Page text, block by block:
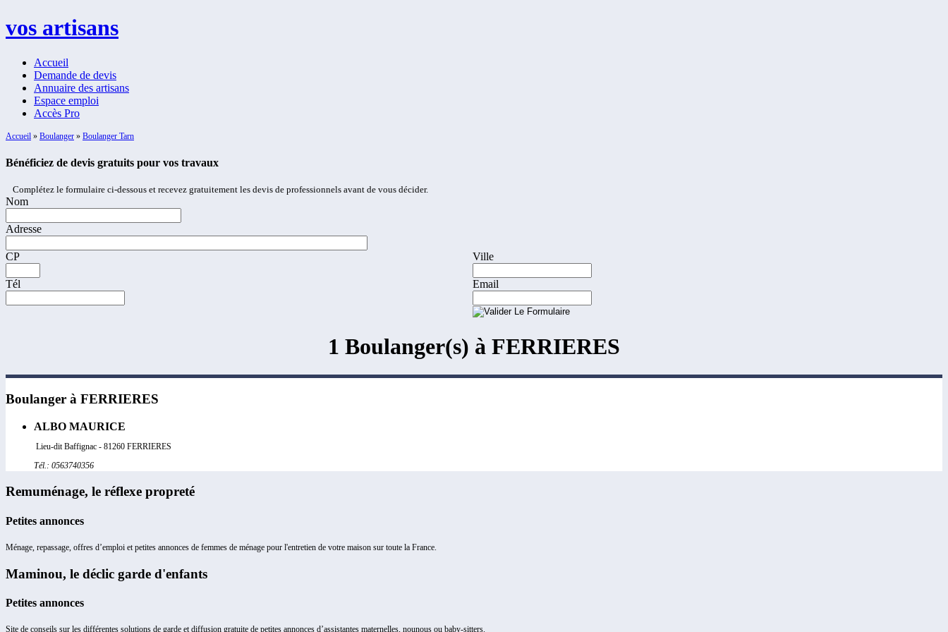
vos artisans
Accueil
Demande de devis
Annuaire des artisans
Espace emploi
Accès Pro
Accueil » Boulanger » Boulanger Tarn
Bénéficiez de devis gratuits pour vos travaux
Complétez le formulaire ci-dessous et recevez gratuitement les devis de professionnels avant de vous décider.
Nom
Adresse
CP Ville
Tél Email
1 Boulanger(s) à FERRIERES
Boulanger à FERRIERES
ALBO MAURICE
Lieu-dit Baffignac - 81260 FERRIERES
Tél.: 0563740356
Remuménage, le réflexe propreté
Petites annonces
Ménage, repassage, offres d’emploi et petites annonces de femmes de ménage pour l'entretien de votre maison sur toute la France.
Maminou, le déclic garde d'enfants
Petites annonces
Site de conseils sur les différentes solutions de garde et diffusion gratuite de petites annonces d’assistantes maternelles, nounous ou baby-sitters.